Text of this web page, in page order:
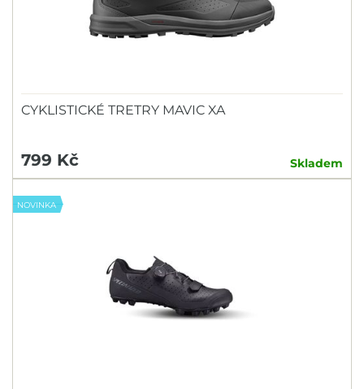
CYKLISTICKÉ TRETRY MAVIC XA
799 Kč Skladem
NOVINKA